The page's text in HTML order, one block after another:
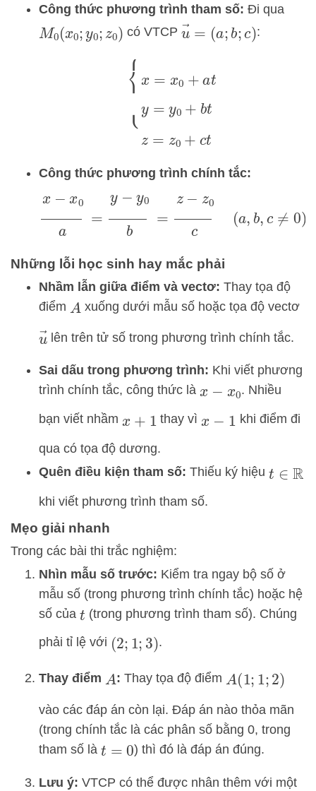
Công thức phương trình tham số: Đi qua
M0(x0;y0; z0) có VTCPu → =(a ;b;c):
+ b =
Công thức phương trình chính tắc:
x− a= y−y0 z−z 0c(
Những lỗi học sinh hay mắc phải
Nhầm lẫn giữa điểm và vectơ: Thay tọa độ
điểm A xuống dưới mẫu số hoặc tọa độ vectơ
u →
lên trên tử số trong phương trình chính tắc.
Sai dấu trong phương trình: Khi viết phương
trình chính tắc, công thức là x−x 0 . Nhiều
bạn viết nhầm x+1 thay vì x−1 khi điểm đi
qua có tọa độ dương.
Quên điều kiện tham số: Thiếu ký hiệu t∈R
khi viết phương trình tham số.
Mẹo giải nhanh
Trong các bài thi trắc nghiệm:
Nhìn mẫu số trước: Kiểm tra ngay bộ số ở
mẫu số (trong phương trình chính tắc) hoặc hệ
số của t (trong phương trình tham số). Chúng
phải tỉ lệ với (2; 1;3) .
Thay điểm A: Thay tọa độ điểm A( 1; 1;2)
vào các đáp án còn lại. Đáp án nào thỏa mãn
(trong chính tắc là các phân số bằng 0, trong
tham số là t=0 ) thì đó là đáp án đúng.
Lưu ý: VTCP có thể được nhân thêm với một